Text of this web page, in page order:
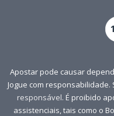
Apostar pode causar
Jogue com
responsável. É proibido
assistenciais, tais como o